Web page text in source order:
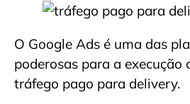
O Google Ads é uma das
poderosas para a execução
tráfego pago para delivery.